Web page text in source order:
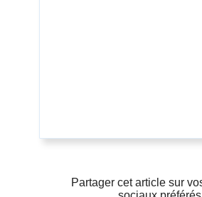
Partager cet article sur